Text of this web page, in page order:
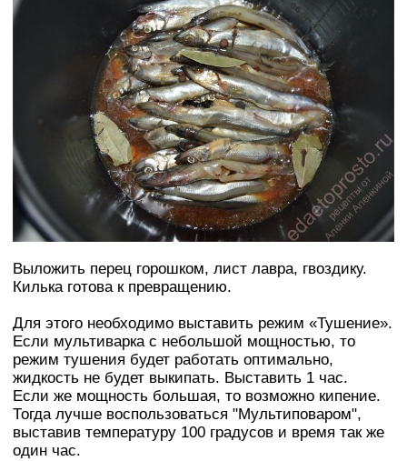
Выложить перец горошком, лист лавра, гвоздику.
Килька готова к превращению.
Для этого необходимо выставить режим «Тушение».
Если мультиварка с небольшой мощностью, то
режим тушения будет работать оптимально,
жидкость не будет выкипать. Выставить 1 час.
Если же мощность большая, то возможно кипение.
Тогда лучше воспользоваться "Мультиповаром",
выставив температуру 100 градусов и время так же
один час.